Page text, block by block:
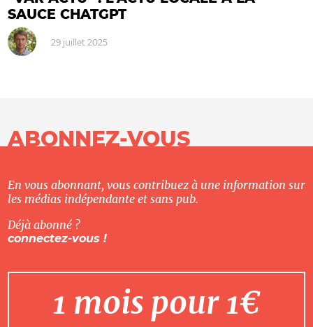
SAUCE CHATGPT
29 juillet 2025
ABONNEZ-VOUS
En vous abonnant, vous contribuez à une information sur
les médias indépendante et sans pub.
Déjà abonné ?
connectez-vous !
1 mois pour 1€